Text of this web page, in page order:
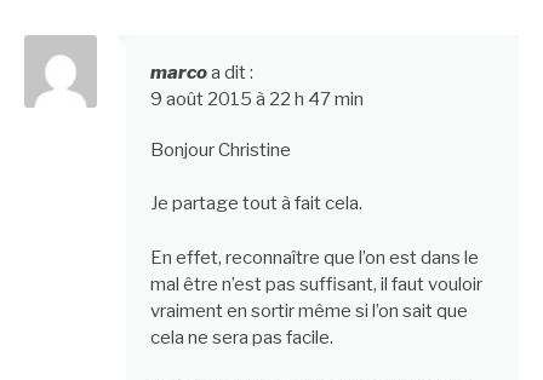
marcoa dit :
9 août 2015 à 22 h 47 min
Bonjour Christine
Je partage tout à fait cela.
En effet, reconnaître que l’on est dans le
mal être n’est pas suffisant, il faut vouloir
vraiment en sortir même si l’on sait que
cela ne sera pas facile.